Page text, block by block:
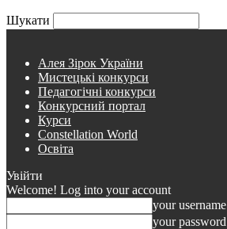
Шукати
Алея Зірок України
Мистецькі конкурси
Педагогічні конкурси
Конкурсний портал
Курси
Constellation World
Освіта
Увійти
Welcome! Log into your account
your username
your password